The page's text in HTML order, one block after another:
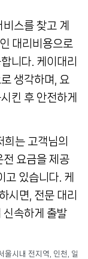
스를 찾고 계
대리비용으로
니다. 케이대리
생각하며, 요
킨 후 안전하게
는 고객님의
전 요금을 제공
있습니다. 케
시면, 전문 대리
신속하게 출발
울시내 전지역, 인천, 일